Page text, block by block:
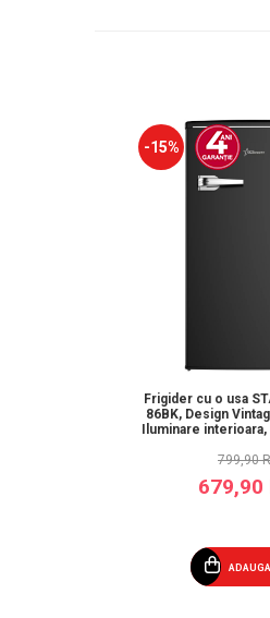
-15%
Frigider cu o usa
86BK, Design
Iluminare
799,90
679,90